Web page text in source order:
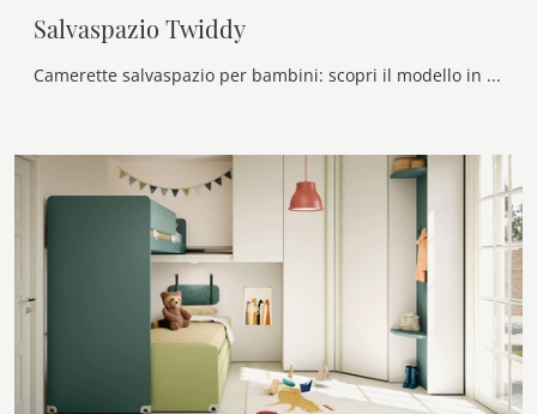
Salvaspazio Twiddy
Camerette salvaspazio per bambini: scopri il modello in melaminico Salvaspazio Twiddy di Nidi per stanzette moderne.